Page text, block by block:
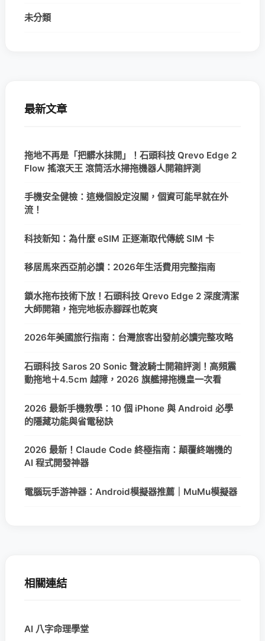
未分類
最新文章
拖地不再是「把髒水抹開」！石頭科技 Qrevo Edge 2
Flow 搖滾天王 滾筒活水掃拖機器人開箱評測
手機安全健檢：這幾個設定沒關，個資可能早就在外
流！
科技新知：為什麼 eSIM 正逐漸取代傳統 SIM 卡
移居馬來西亞前必讀：2026年生活費用完整指南
鎖水拖布技術下放！石頭科技 Qrevo Edge 2 深度清潔
大師開箱，拖完地板赤腳踩也乾爽
2026年美國旅行指南：台灣旅客出發前必讀完整攻略
石頭科技 Saros 20 Sonic 聲波騎士開箱評測！高頻震
動拖地＋4.5cm 越障，2026 旗艦掃拖機皇一次看
2026 最新手機教學：10 個 iPhone 與 Android 必學
的隱藏功能與省電秘訣
2026 最新！Claude Code 終極指南：顛覆終端機的
AI 程式開發神器
電腦玩手游神器：Android模擬器推薦｜MuMu模擬器
相關連結
AI 八字命理學堂